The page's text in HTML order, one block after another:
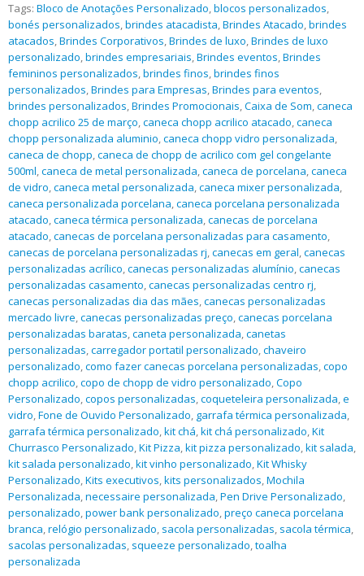
Tags: Bloco de Anotações Personalizado,blocos personalizados,
bonés personalizados,brindes atacadista,Brindes Atacado,brindes
atacados,Brindes Corporativos,Brindes de luxo,Brindes de luxo
personalizado,brindes empresariais,Brindes eventos,Brindes
femininos personalizados,brindes finos,brindes finos
personalizados,Brindes para Empresas,Brindes para eventos,
brindes personalizados,Brindes Promocionais,Caixa de Som,caneca
chopp acrilico 25 de março,caneca chopp acrilico atacado,caneca
chopp personalizada aluminio,caneca chopp vidro personalizada,
caneca de chopp,caneca de chopp de acrilico com gel congelante
500ml,caneca de metal personalizada,caneca de porcelana,caneca
de vidro,caneca metal personalizada,caneca mixer personalizada,
caneca personalizada porcelana,caneca porcelana personalizada
atacado,caneca térmica personalizada,canecas de porcelana
atacado,canecas de porcelana personalizadas para casamento,
canecas de porcelana personalizadas rj,canecas em geral,canecas
personalizadas acrílico,canecas personalizadas alumínio,canecas
personalizadas casamento,canecas personalizadas centro rj,
canecas personalizadas dia das mães,canecas personalizadas
mercado livre,canecas personalizadas preço,canecas porcelana
personalizadas baratas,caneta personalizada,canetas
personalizadas,carregador portatil personalizado,chaveiro
personalizado,como fazer canecas porcelana personalizadas,copo
chopp acrilico,copo de chopp de vidro personalizado,Copo
Personalizado,copos personalizadas,coqueteleira personalizada,e
vidro,Fone de Ouvido Personalizado, garrafa térmica personalizada,
garrafa térmica personalizado,kit chá,kit chá personalizado,Kit
Churrasco Personalizado,Kit Pizza,kit pizza personalizado,kit salada,
kit salada personalizado,kit vinho personalizado,Kit Whisky
Personalizado,Kits executivos,kits personalizados,Mochila
Personalizada,necessaire personalizada,Pen Drive Personalizado,
personalizado,power bank personalizado,preço caneca porcelana
branca,relógio personalizado, sacola personalizadas, sacola térmica,
sacolas personalizadas, squeeze personalizado,toalha
personalizada